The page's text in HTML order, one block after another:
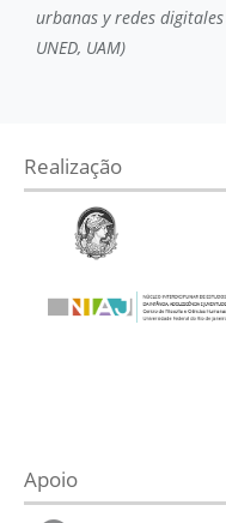
urbanas y redes
UNED, UAM)
Realização
Apoio